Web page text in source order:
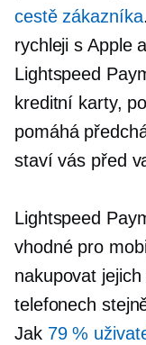
cestě zákazníka
rychleji s Apple a
Lightspeed
kreditní karty,
pomáhá
staví vás před
Lightspeed
vhodné pro
nakupovat
telefonech
Jak 79 %